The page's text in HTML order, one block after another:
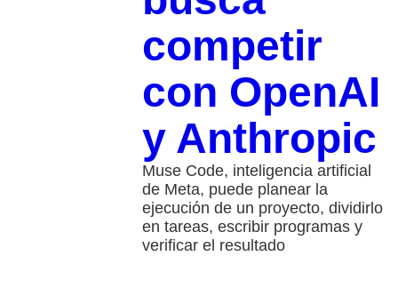
competir
con OpenAI
y Anthropic
Muse Code, inteligencia artificial
de Meta, puede planear la
ejecución de un proyecto, dividirlo
en tareas, escribir programas y
verificar el resultado